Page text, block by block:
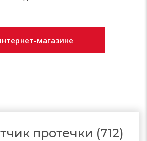
магазине
протечки (712)